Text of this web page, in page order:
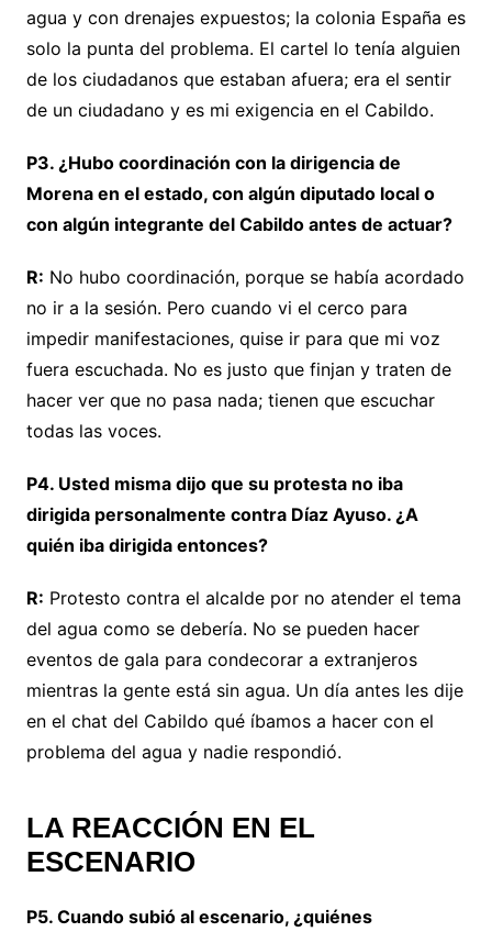
agua y con drenajes expuestos; la colonia España es
solo la punta del problema. El cartel lo tenía alguien
de los ciudadanos que estaban afuera; era el sentir
de un ciudadano y es mi exigencia en el Cabildo.
P3. ¿Hubo coordinación con la dirigencia de
Morena en el estado, con algún diputado local o
con algún integrante del Cabildo antes de actuar?
R: No hubo coordinación, porque se había acordado
no ir a la sesión. Pero cuando vi el cerco para
impedir manifestaciones, quise ir para que mi voz
fuera escuchada. No es justo que finjan y traten de
hacer ver que no pasa nada; tienen que escuchar
todas las voces.
P4. Usted misma dijo que su protesta no iba
dirigida personalmente contra Díaz Ayuso. ¿A
quién iba dirigida entonces?
R: Protesto contra el alcalde por no atender el tema
del agua como se debería. No se pueden hacer
eventos de gala para condecorar a extranjeros
mientras la gente está sin agua. Un día antes les dije
en el chat del Cabildo qué íbamos a hacer con el
problema del agua y nadie respondió.
LA REACCIÓN EN EL
ESCENARIO
P5. Cuando subió al escenario, ¿quiénes